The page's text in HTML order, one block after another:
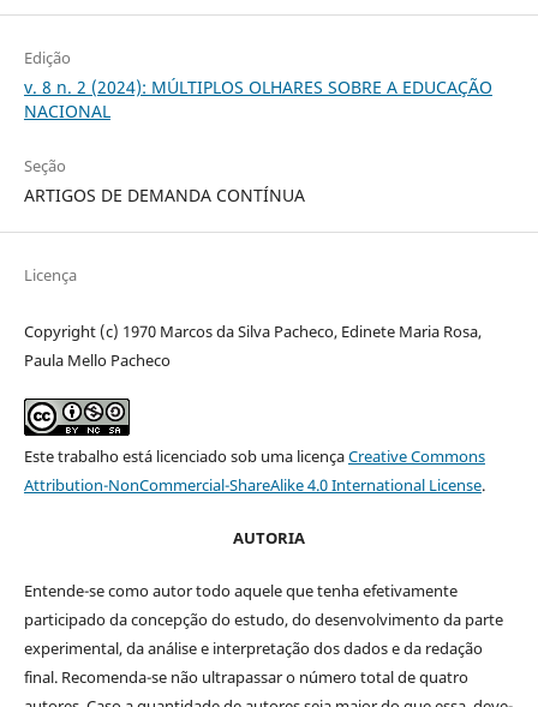
Edição
v. 8 n. 2 (2024): MÚLTIPLOS OLHARES SOBRE A EDUCAÇÃO
NACIONAL
Seção
ARTIGOS DE DEMANDA CONTÍNUA
Licença
Copyright (c) 1970 Marcos da Silva Pacheco, Edinete Maria Rosa,
Paula Mello Pacheco
Este trabalho está licenciado sob uma licençaCreative Commons
Attribution-NonCommercial-ShareAlike 4.0 International License.
AUTORIA
Entende-se como autor todo aquele que tenha efetivamente
participado da concepção do estudo, do desenvolvimento da parte
experimental, da análise e interpretação dos dados e da redação
final. Recomenda-se não ultrapassar o número total de quatro